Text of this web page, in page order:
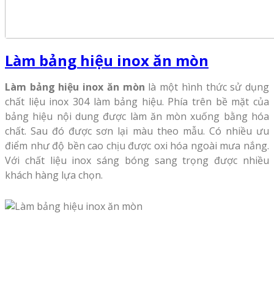
Làm bảng hiệu inox ăn mòn
Làm bảng hiệu inox ăn mòn là một hình thức sử dụng
chất liệu inox 304 làm bảng hiệu. Phía trên bề mặt của
bảng hiệu nội dung được làm ăn mòn xuống bằng hóa
chất. Sau đó được sơn lại màu theo mẫu. Có nhiều ưu
điểm như độ bền cao chịu được oxi hóa ngoài mưa nắng.
Với chất liệu inox sáng bóng sang trọng được nhiều
khách hàng lựa chọn.